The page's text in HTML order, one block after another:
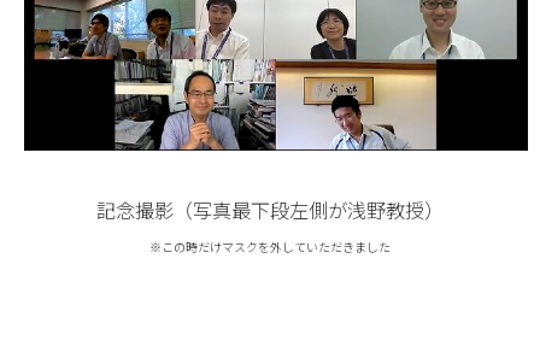
記念撮影（写真最下段左側が浅野教授）
※この時だけマスクを外していただきました